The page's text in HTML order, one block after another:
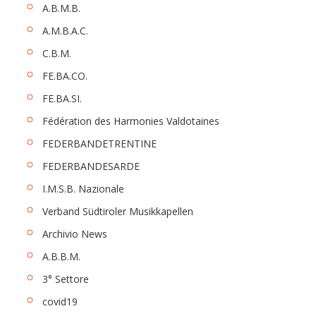
A.B.M.B.
A.M.B.A.C.
C.B.M.
FE.BA.CO.
FE.BA.SI.
Fédération des Harmonies Valdotaines
FEDERBANDETRENTINE
FEDERBANDESARDE
I.M.S.B. Nazionale
Verband Südtiroler Musikkapellen
Archivio News
A.B.B.M.
3° Settore
covid19